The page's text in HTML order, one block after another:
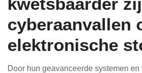
cyberaanvallen
elektronische
Door hun geavanceerde systemen